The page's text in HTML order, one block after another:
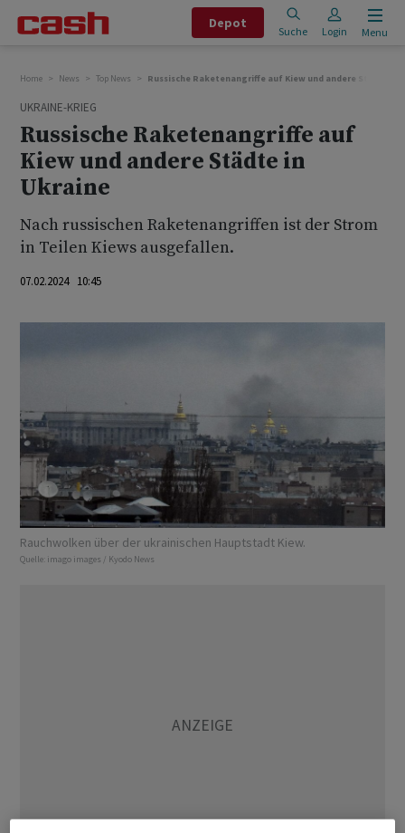
Depot
Suche Login Menu
Home News Top News Russische Raketenangriffe auf Kiew und andere Städte in
UKRAINE-KRIEG
Russische Raketenangriffe auf
Kiew und andere Städte in
Ukraine
Nach russischen Raketenangriffen ist der Strom
in Teilen Kiews ausgefallen.
07.02.2024 10:45
Rauchwolken über der ukrainischen Hauptstadt Kiew.
Quelle: imago images / Kyodo News